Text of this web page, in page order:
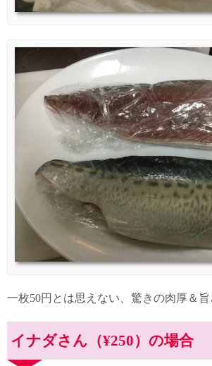
一枚50円とは思えない、驚きの肉厚＆旨
イナダさん（¥250）の場合